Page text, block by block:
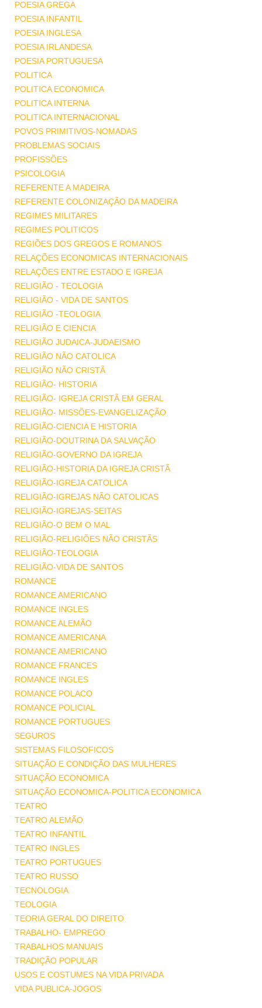
POESIA GREGA
POESIA INFANTIL
POESIA INGLESA
POESIA IRLANDESA
POESIA PORTUGUESA
POLITICA
POLITICA ECONOMICA
POLITICA INTERNA
POLITICA INTERNACIONAL
POVOS PRIMITIVOS-NOMADAS
PROBLEMAS SOCIAIS
PROFISSÕES
PSICOLOGIA
REFERENTE A MADEIRA
REFERENTE COLONIZAÇÃO DA MADEIRA
REGIMES MILITARES
REGIMES POLITICOS
REGIÕES DOS GREGOS E ROMANOS
RELAÇÕES ECONOMICAS INTERNACIONAIS
RELAÇÕES ENTRE ESTADO E IGREJA
RELIGIÃO - TEOLOGIA
RELIGIÃO - VIDA DE SANTOS
RELIGIÃO -TEOLOGIA
RELIGIÃO E CIENCIA
RELIGIÃO JUDAICA-JUDAEISMO
RELIGIÃO NÃO CATOLICA
RELIGIÃO NÃO CRISTÃ
RELIGIÃO- HISTORIA
RELIGIÃO- IGREJA CRISTÃ EM GERAL
RELIGIÃO- MISSÕES-EVANGELIZAÇÃO
RELIGIÃO-CIENCIA E HISTORIA
RELIGIÃO-DOUTRINA DA SALVAÇÃO
RELIGIÃO-GOVERNO DA IGREJA
RELIGIÃO-HISTORIA DA IGREJA CRISTÃ
RELIGIÃO-IGREJA CATOLICA
RELIGIÃO-IGREJAS NÃO CATOLICAS
RELIGIÃO-IGREJAS-SEITAS
RELIGIÃO-O BEM O MAL
RELIGIÃO-RELIGIÕES NÃO CRISTÃS
RELIGIÃO-TEOLOGIA
RELIGIÃO-VIDA DE SANTOS
ROMANCE
ROMANCE AMERICANO
ROMANCE INGLES
ROMANCE ALEMÃO
ROMANCE AMERICANA
ROMANCE AMERICANO
ROMANCE FRANCES
ROMANCE INGLES
ROMANCE POLACO
ROMANCE POLICIAL
ROMANCE PORTUGUES
SEGUROS
SISTEMAS FILOSOFICOS
SITUAÇÃO E CONDIÇÃO DAS MULHERES
SITUAÇÃO ECONOMICA
SITUAÇÃO ECONOMICA-POLITICA ECONOMICA
TEATRO
TEATRO ALEMÃO
TEATRO INFANTIL
TEATRO INGLES
TEATRO PORTUGUES
TEATRO RUSSO
TECNOLOGIA
TEOLOGIA
TEORIA GERAL DO DIREITO
TRABALHO- EMPREGO
TRABALHOS MANUAIS
TRADIÇÃO POPULAR
USOS E COSTUMES NA VIDA PRIVADA
VIDA PUBLICA-JOGOS